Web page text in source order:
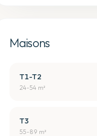
Maisons
T1-T2
24-54 m²
T3
55-89 m²